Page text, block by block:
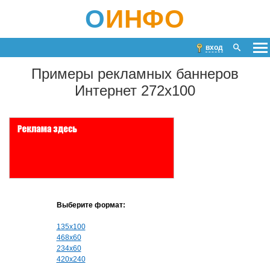
ОИНФО
вход
Примеры рекламных баннеров
Интернет 272x100
Выберите формат:
135x100
468x60
234x60
420x240